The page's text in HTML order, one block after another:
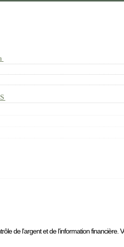
de l’argent et de l’information financière.